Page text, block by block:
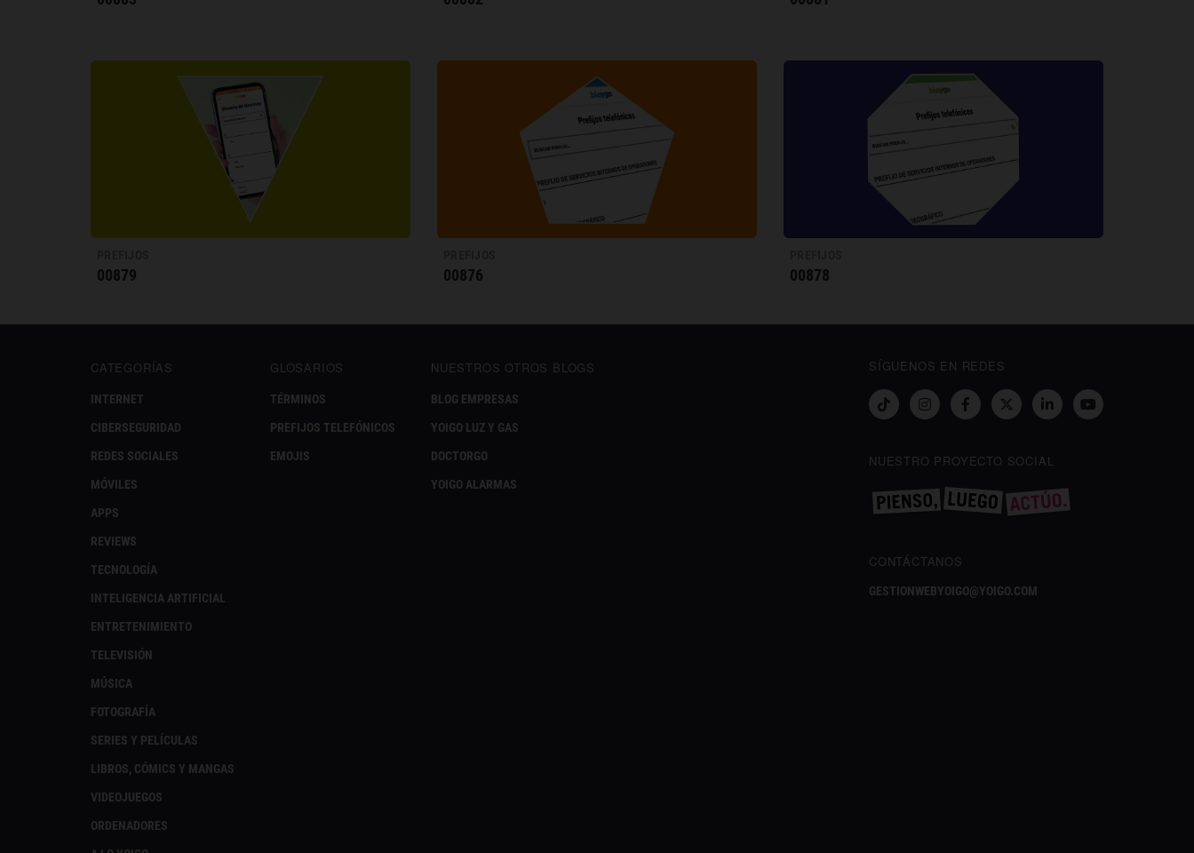
00879 00876 00878
CATEGORÍAS
INTERNET
CIBERSEGURIDAD
REDES SOCIALES
MÓVILES
APPS
REVIEWS
TECNOLOGÍA
INTELIGENCIA ARTIFICIAL
ENTRETENIMIENTO
TELEVISIÓN
MÚSICA
FOTOGRAFÍA
SERIES Y PELÍCULAS
LIBROS, CÓMICS Y MANGAS
VIDEOJUEGOS
ORDENADORES
GLOSARIOS
TÉRMINOS
PREFIJOS TELEFÓNICOS
EMOJIS
NUESTROS OTROS BLOGS
BLOG EMPRESAS
YOIGO LUZ Y GAS
DOCTORGO
YOIGO ALARMAS
SÍGUENOS EN REDES
NUESTRO PROYECTO SOCIAL
CONTÁCTANOS
GESTIONWEBYOIGO@YOIGO.COM